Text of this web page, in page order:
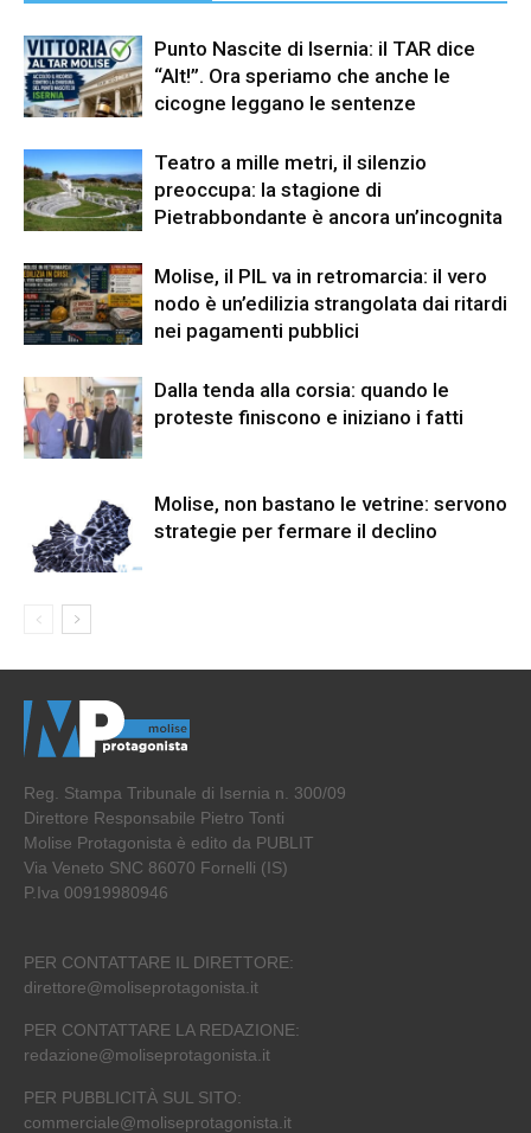
Punto Nascite di Isernia: il TAR dice
“Alt!”. Ora speriamo che anche le
cicogne leggano le sentenze
Teatro a mille metri, il silenzio
preoccupa: la stagione di
Pietrabbondante è ancora un’incognita
Molise, il PIL va in retromarcia: il vero
nodo è un’edilizia strangolata dai ritardi
nei pagamenti pubblici
Dalla tenda alla corsia: quando le
proteste finiscono e iniziano i fatti
Molise, non bastano le vetrine: servono
strategie per fermare il declino
Reg. Stampa Tribunale di Isernia n. 300/09
Direttore Responsabile Pietro Tonti
Molise Protagonista è edito da PUBLIT
Via Veneto SNC 86070 Fornelli (IS)
P.Iva 00919980946
PER CONTATTARE IL DIRETTORE:
direttore@moliseprotagonista.it
PER CONTATTARE LA REDAZIONE:
redazione@moliseprotagonista.it
PER PUBBLICITÀ SUL SITO:
commerciale@moliseprotagonista.it